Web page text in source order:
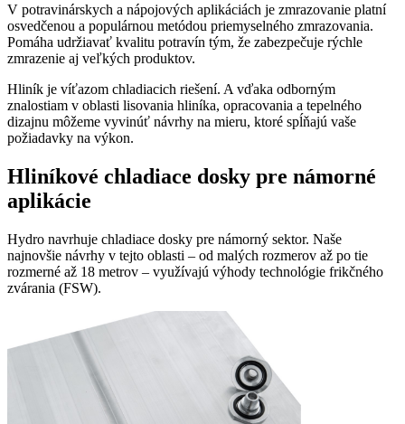
V potravinárskych a nápojových aplikáciách je zmrazovanie platní
osvedčenou a populárnou metódou priemyselného zmrazovania.
Pomáha udržiavať kvalitu potravín tým, že zabezpečuje rýchle
zmrazenie aj veľkých produktov.
Hliník je víťazom chladiacich riešení. A vďaka odborným
znalostiam v oblasti lisovania hliníka, opracovania a tepelného
dizajnu môžeme vyvinúť návrhy na mieru, ktoré spĺňajú vaše
požiadavky na výkon.
Hliníkové chladiace dosky pre námorné
aplikácie
Hydro navrhuje chladiace dosky pre námorný sektor. Naše
najnovšie návrhy v tejto oblasti – od malých rozmerov až po tie
rozmerné až 18 metrov – využívajú výhody technológie frikčného
zvárania (FSW).